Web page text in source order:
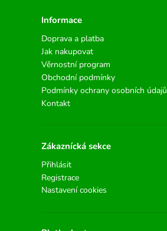
Informace
Doprava a platba
Jak nakupovat
Věrnostní program
Obchodní podmínky
Podmínky ochrany osobních údajů
Kontakt
Zákaznícká sekce
Přihlásit
Registrace
Nastavení cookies